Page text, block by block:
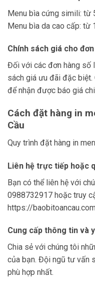
Menu bìa cứng simili: từ
Menu bìa da cao cấp:
Chính sách giá cho
Đối với các đơn hàng số
sách giá ưu đãi đặc biệt.
để nhận được báo giá
Cách đặt hàng in
Cầu
Quy trình đặt hàng in
Liên hệ trực tiếp hoặc
Bạn có thể liên hệ với
0988732917 hoặc truy
https://
Cung cấp thông tin và
Chia sẻ với chúng tôi
của bạn. Đội ngũ tư vấn
phù hợp nhất.